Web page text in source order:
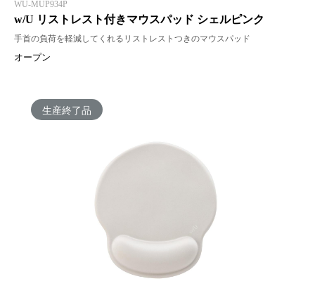
WU-MUP934P
w/U リストレスト付きマウスパッド シェルピンク
手首の負荷を軽減してくれるリストレストつきのマウスパッド
オープン
生産終了品